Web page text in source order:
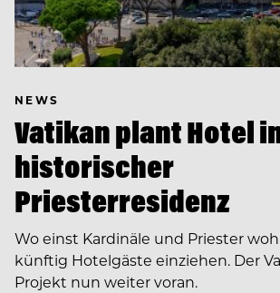
NEWS
Vatikan plant Hotel
historischer
Priesterresidenz
Wo einst Kardinäle und Priester
künftig Hotelgäste einziehen. Der
Projekt nun weiter voran.